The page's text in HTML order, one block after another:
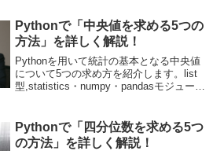
たいデータに合わせて使い分けていきま
しょう！
Pythonで「中央値を求める5つの
方法」を詳しく解説！
Pythonを用いて統計の基本となる中央値
について5つの求め方を紹介します。list
型,statistics・numpy・pandasモジュール
Pythonで「四分位数を求める5つ
の方法」を詳しく解説！